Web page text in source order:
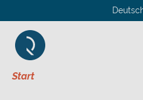
Start